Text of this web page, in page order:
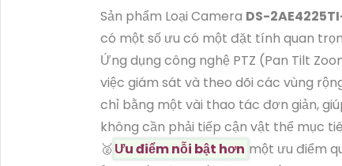
Sản phẩm Loại Camera DS-
có một số ưu có một đặt tính quan
Ứng dụng công nghệ PTZ (Pan Tilt
việc giám sát và theo dõi các vùng
chỉ bằng một vài thao tác đơn giản,
không cần phải tiếp cận vật thể mục
️🥈 Ưu điểm nỗi bật hơn một ưu điểm